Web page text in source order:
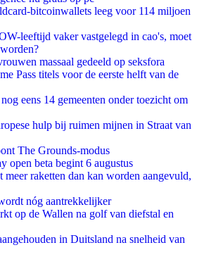
bitcoinwallets leeg voor 114 miljoen
leeftijd vaker vastgelegd in cao's, moet
massaal gedeeld op seksfora
Pass titels voor de eerste helft van de
eens 14 gemeenten onder toezicht om
hulp bij ruimen mijnen in Straat van
The Grounds-modus
open beta begint 6 augustus
meer raketten dan kan worden aangevuld,
nóg aantrekkelijker
op de Wallen na golf van diefstal en
in Duitsland na snelheid van